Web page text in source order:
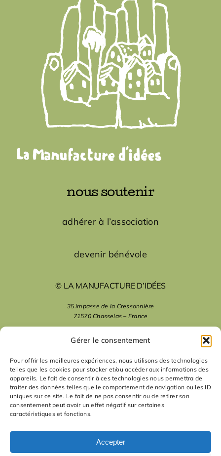
Gérer le consentement
Pour offrir les meilleures expériences, nous utilisons des technologies
telles que les cookies pour stocker et/ou accéder aux informations des
appareils. Le fait de consentir à ces technologies nous permettra de
traiter des données telles que le comportement de navigation ou les ID
uniques sur ce site. Le fait de ne pas consentir ou de retirer son
consentement peut avoir un effet négatif sur certaines
caractéristiques et fonctions.
Accepter
nous soutenir
adhérer à l’association
devenir bénévole
© LA MANUFACTURE D’IDÉES
35 impasse de la Cressonnière
71570 Chasselas – France
mentions légales
nous suivre
nous contacter